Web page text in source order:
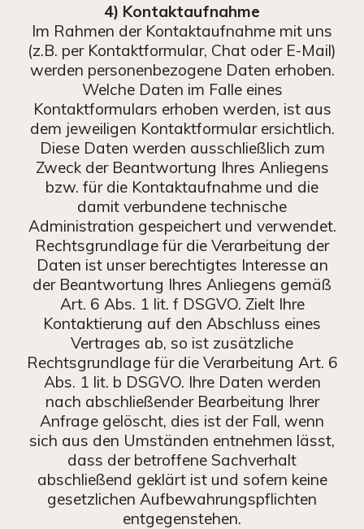
4) Kontaktaufnahme
Im Rahmen der Kontaktaufnahme mit uns
(z.B. per Kontaktformular, Chat oder E-Mail)
werden personenbezogene Daten erhoben.
Welche Daten im Falle eines
Kontaktformulars erhoben werden, ist aus
dem jeweiligen Kontaktformular ersichtlich.
Diese Daten werden ausschließlich zum
Zweck der Beantwortung Ihres Anliegens
bzw. für die Kontaktaufnahme und die
damit verbundene technische
Administration gespeichert und verwendet.
Rechtsgrundlage für die Verarbeitung der
Daten ist unser berechtigtes Interesse an
der Beantwortung Ihres Anliegens gemäß
Art. 6 Abs. 1 lit. f DSGVO. Zielt Ihre
Kontaktierung auf den Abschluss eines
Vertrages ab, so ist zusätzliche
Rechtsgrundlage für die Verarbeitung Art. 6
Abs. 1 lit. b DSGVO. Ihre Daten werden
nach abschließender Bearbeitung Ihrer
Anfrage gelöscht, dies ist der Fall, wenn
sich aus den Umständen entnehmen lässt,
dass der betroffene Sachverhalt
abschließend geklärt ist und sofern keine
gesetzlichen Aufbewahrungspflichten
entgegenstehen.